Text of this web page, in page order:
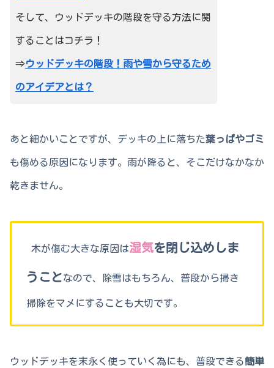
そして、ウッドデッキの階段を守る方法に関
することはコチラ！
⇒ウッドデッキの階段！雨や雪から守るため
のアイデアとは？
あと細かいことですが、デッキの上に落ちた葉っぱやゴミ
も傷める原因になります。雨が降ると、そこだけなかなか
乾きません。
木が傷む大きな原因は湿気を閉じ込めしま
うことなので、除雪はもちろん、普段から掃き
掃除をマメにすることも大切です。
ウッドデッキを末永く使っていく為にも、普段できる簡単